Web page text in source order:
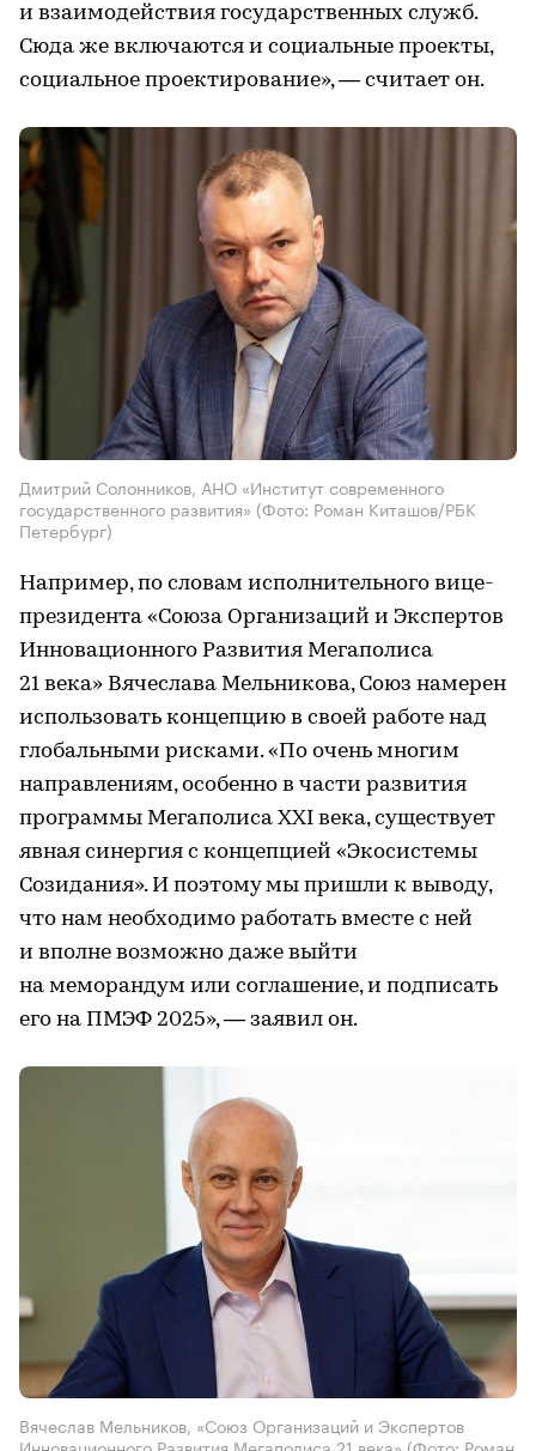
и взаимодействия государственных служб.
Сюда же включаются и социальные проекты,
социальное проектирование», — считает он.
Дмитрий Солонников, АНО «Институт современного
государственного развития» (Фото: Роман Киташов/РБК
Петербург)
Например, по словам исполнительного вице-
президента «Союза Организаций и Экспертов
Инновационного Развития Мегаполиса
21 века» Вячеслава Мельникова, Союз намерен
использовать концепцию в своей работе над
глобальными рисками. «По очень многим
направлениям, особенно в части развития
программы Мегаполиса XXI века, существует
явная синергия с концепцией «Экосистемы
Созидания». И поэтому мы пришли к выводу,
что нам необходимо работать вместе с ней
и вполне возможно даже выйти
на меморандум или соглашение, и подписать
его на ПМЭФ 2025», — заявил он.
Вячеслав Мельников, «Союз Организаций и Экспертов